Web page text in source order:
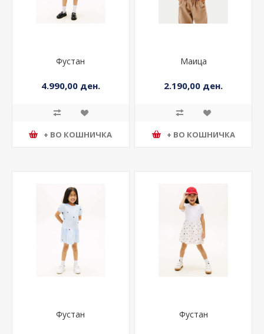
Фустан
4.990,00 ден.
+ ВО КОШНИЧКА
Маица
2.190,00 ден.
+ ВО КОШНИЧКА
Фустан Фустан